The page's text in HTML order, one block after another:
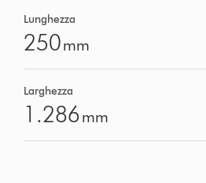
Lunghezza
250mm
Larghezza
1.286mm